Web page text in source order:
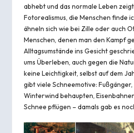
abhebt und das normale Leben
Fotorealismus, die Menschen finde
ähneln sich wie bei Zille oder auch
Menschen, denen man den Kampf
Alltagsumstände ins Gesicht
ums Überleben, auch gegen die
keine Leichtigkeit, selbst auf dem
gibt viele Schneemotive:
Winterwind behaupten,
Schnee pflügen – damals gab es